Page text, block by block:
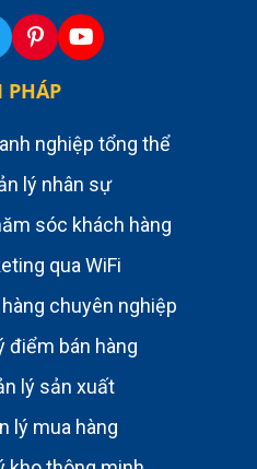
PHÁP
nghiệp tổng thể
lý nhân sự
sóc khách hàng
qua WiFi
chuyên nghiệp
điểm bán hàng
lý sản xuất
lý mua hàng